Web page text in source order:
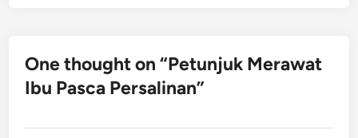
One thought on “Petunjuk Merawat
Ibu Pasca Persalinan”